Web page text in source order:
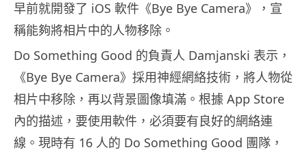
早前就開發了 iOS 軟件《Bye Bye Camera》，宣
稱能夠將相片中的人物移除。
Do Something Good 的負責人 Damjanski 表示，
《Bye Bye Camera》採用神經網絡技術，將人物從
相片中移除，再以背景圖像填滿。根據 App Store
內的描述，要使用軟件，必須要有良好的網絡連
線。現時有 16 人的 Do Something Good 團隊，